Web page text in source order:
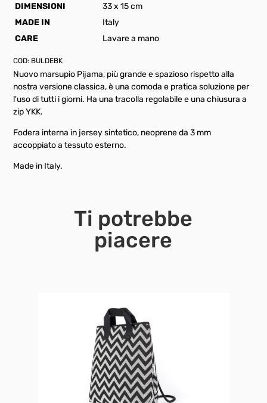
DIMENSIONI
33 x 15 cm
MADE IN
Italy
CARE
Lavare a mano
COD: BULDEBK
Nuovo marsupio Pijama, più grande e spazioso rispetto alla
nostra versione classica, è una comoda e pratica soluzione per
l'uso di tutti i giorni. Ha una tracolla regolabile e una chiusura a
zip YKK.
Fodera interna in jersey sintetico, neoprene da 3 mm
accoppiato a tessuto esterno.
Made in Italy.
Ti potrebbe
piacere